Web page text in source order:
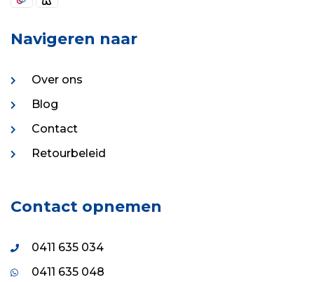
Navigeren naar
Over ons
Blog
Contact
Retourbeleid
Contact opnemen
0411 635 034
0411 635 048